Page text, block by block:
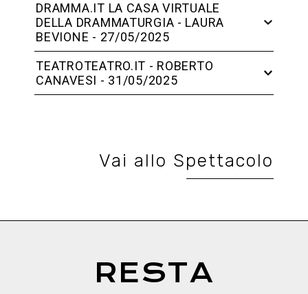
DRAMMA.IT LA CASA VIRTUALE
DELLA DRAMMATURGIA - LAURA
BEVIONE - 27/05/2025
TEATROTEATRO.IT - ROBERTO
CANAVESI - 31/05/2025
Vai allo Spettacolo
RESTA